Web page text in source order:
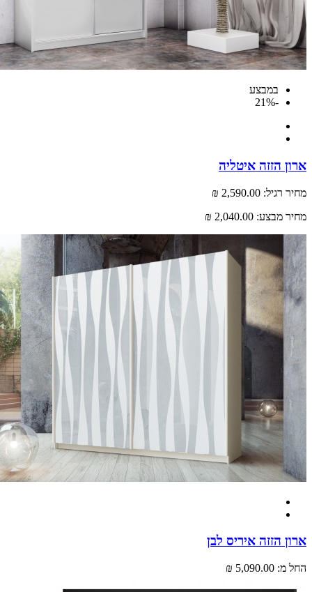
במבצע
הזזה איטליה
רגיל: 2,590.00 ₪
מבצע: 2,040.00 ₪
הזזה איריס לבן
מ: 5,090.00 ₪